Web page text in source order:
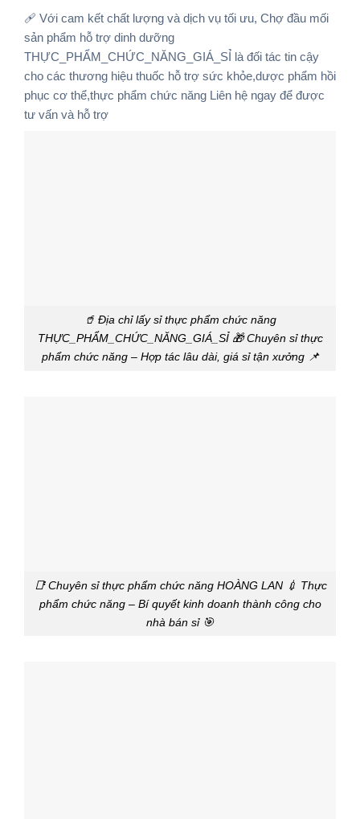
🩹 Với cam kết chất lượng và dịch vụ tối ưu, Chợ đầu mối
sản phẩm hỗ trợ dinh dưỡng
THỰC_PHẨM_CHỨC_NĂNG_GIÁ_SỈ là đối tác tin cậy
cho các thương hiệu thuốc hỗ trợ sức khỏe,dược phẩm hồi
phục cơ thể,thực phẩm chức năng Liên hệ ngay để được
tư vấn và hỗ trợ
🥤 Địa chỉ lấy sỉ thực phẩm chức năng
THỰC_PHẨM_CHỨC_NĂNG_GIÁ_SỈ 🎁 Chuyên sỉ thực
phẩm chức năng – Hợp tác lâu dài, giá sỉ tận xưởng 📌
📑 Chuyên sỉ thực phẩm chức năng HOÀNG LAN 💉 Thực
phẩm chức năng – Bí quyết kinh doanh thành công cho
nhà bán sỉ 🎯